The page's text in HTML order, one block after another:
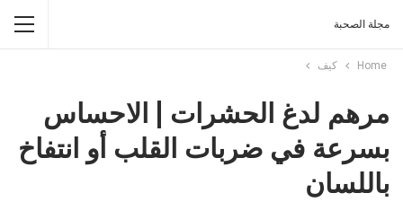
مجلة الصحبة
Home كيف
مرهم لدغ الحشرات | الاحساس
بسرعة في ضربات القلب أو انتفاخ
باللسان